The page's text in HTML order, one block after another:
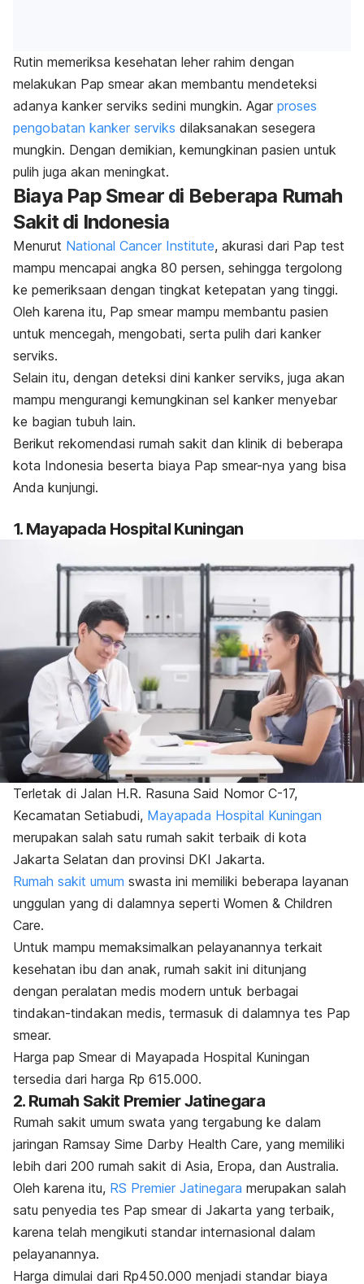
Rutin memeriksa kesehatan leher rahim dengan
melakukan Pap smear akan membantu mendeteksi
adanya kanker serviks sedini mungkin. Agar proses
pengobatan kanker serviks dilaksanakan sesegera
mungkin. Dengan demikian, kemungkinan pasien untuk
pulih juga akan meningkat.
Biaya Pap Smear di Beberapa Rumah
Sakit di Indonesia
Menurut National Cancer Institute, akurasi dari Pap test
mampu mencapai angka 80 persen, sehingga tergolong
ke pemeriksaan dengan tingkat ketepatan yang tinggi.
Oleh karena itu, Pap smear mampu membantu pasien
untuk mencegah, mengobati, serta pulih dari kanker
serviks.
Selain itu, dengan deteksi dini kanker serviks, juga akan
mampu mengurangi kemungkinan sel kanker menyebar
ke bagian tubuh lain.
Berikut rekomendasi rumah sakit dan klinik di beberapa
kota Indonesia beserta biaya Pap smear-nya yang bisa
Anda kunjungi.
1. Mayapada Hospital Kuningan
Terletak di Jalan H.R. Rasuna Said Nomor C-17,
Kecamatan Setiabudi, Mayapada Hospital Kuningan
merupakan salah satu rumah sakit terbaik di kota
Jakarta Selatan dan provinsi DKI Jakarta.
Rumah sakit umum swasta ini memiliki beberapa layanan
unggulan yang di dalamnya seperti Women & Children
Care.
Untuk mampu memaksimalkan pelayanannya terkait
kesehatan ibu dan anak, rumah sakit ini ditunjang
dengan peralatan medis modern untuk berbagai
tindakan-tindakan medis, termasuk di dalamnya tes Pap
smear.
Harga pap Smear di Mayapada Hospital Kuningan
tersedia dari harga Rp 615.000.
2. Rumah Sakit Premier Jatinegara
Rumah sakit umum swata yang tergabung ke dalam
jaringan Ramsay Sime Darby Health Care, yang memiliki
lebih dari 200 rumah sakit di Asia, Eropa, dan Australia.
Oleh karena itu, RS Premier Jatinegara merupakan salah
satu penyedia tes Pap smear di Jakarta yang terbaik,
karena telah mengikuti standar internasional dalam
pelayanannya.
Harga dimulai dari Rp450.000 menjadi standar biaya